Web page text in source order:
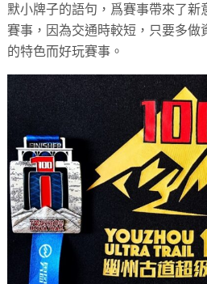
默小牌子的語句，爲賽事帶來了新
賽事，因為交通時較短，只要多做
的特色而好玩賽事。